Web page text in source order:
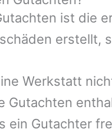
ist die
erstellt,
Werkstatt
Gutachten
ein Gutachter